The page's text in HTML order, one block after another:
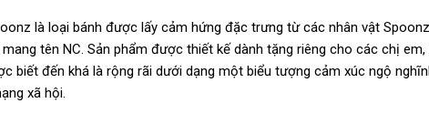
là loại bánh được lấy cảm hứng đặc trưng từ các nhân vật
tên NC. Sản phẩm được thiết kế dành tặng riêng cho các chị em,
biết đến khá là rộng rãi dưới dạng một biểu tượng cảm xúc ngộ
xã hội.